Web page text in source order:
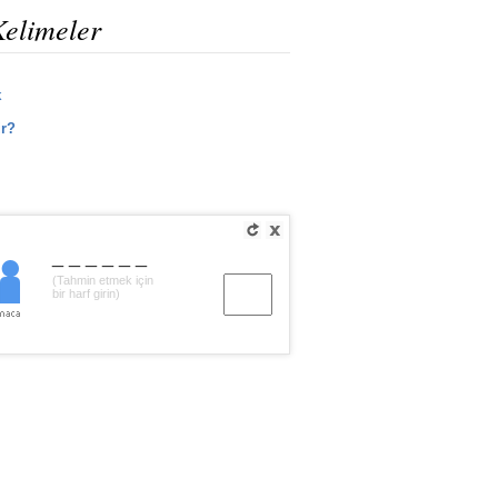
(Tahmin etmek için
bir harf girin)